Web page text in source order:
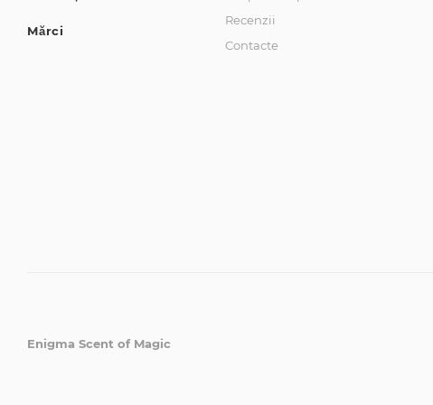
Mărci
Recenzii
Contacte
Enigma Scent of Magic